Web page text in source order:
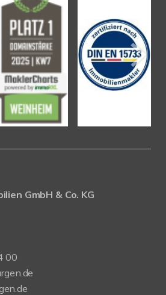
GmbH & Co. KG
00